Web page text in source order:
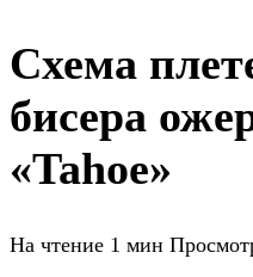
Схема
бисера
«Tahoe»
На чтение 1 мин